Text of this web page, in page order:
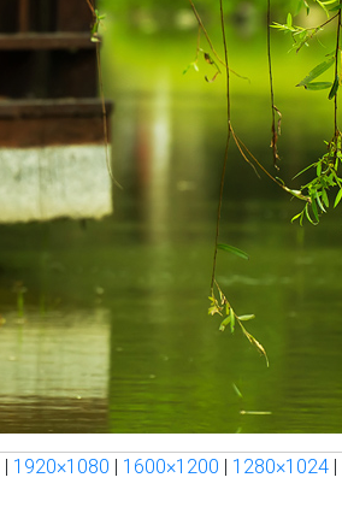
| 1920×1080 | 1600×1200 | 1280×1024 |